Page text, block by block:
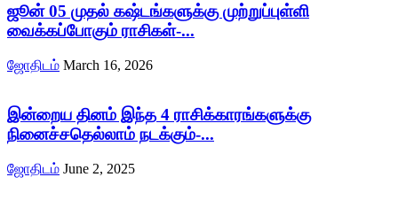
ஜூன் 05 முதல் கஷ்டங்களுக்கு முற்றுப்புள்ளி
வைக்கப்போகும் ராசிகள்-...
ஜோதிடம் March 16, 2026
இன்றைய தினம் இந்த 4 ராசிக்காரங்களுக்கு
நினைச்சதெல்லாம் நடக்கும்-...
ஜோதிடம் June 2, 2025